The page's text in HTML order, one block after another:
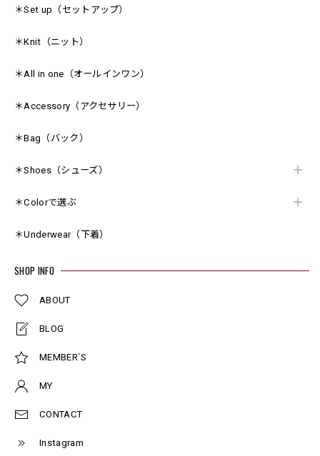
＊Set up（セットアップ）
＊Knit（ニット）
＊All in one（オールインワン）
＊Accessory（アクセサリー）
＊Bag（バック）
＊Shoes（シューズ）
＊Colorで選ぶ
＊Underwear（下着）
SHOP INFO
ABOUT
BLOG
MEMBER`S
MY
CONTACT
Instagram